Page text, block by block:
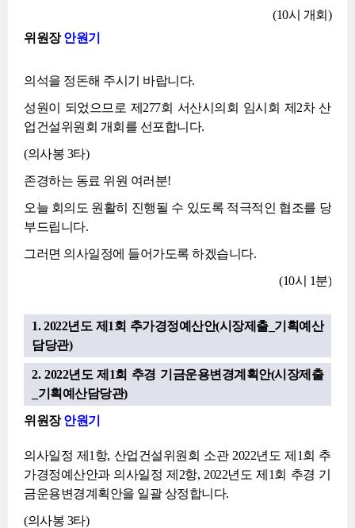
(10시 개회)
위원장안원기
의석을 정돈해 주시기 바랍니다.
성원이 되었으므로 제277회 서산시의회 임시회 제2차 산
업건설위원회 개회를 선포합니다.
(의사봉 3타)
존경하는 동료 위원 여러분!
오늘 회의도 원활히 진행될 수 있도록 적극적인 협조를 당
부드립니다.
그러면 의사일정에 들어가도록 하겠습니다.
(10시 1분)
1. 2022년도 제1회 추가경정예산안(시장제출_기획예산
담당관)
2. 2022년도 제1회 추경 기금운용변경계획안(시장제출
_기획예산담당관)
위원장안원기
의사일정 제1항, 산업건설위원회 소관 2022년도 제1회 추
가경정예산안과 의사일정 제2항, 2022년도 제1회 추경 기
금운용변경계획안을 일괄 상정합니다.
(의사봉 3타)